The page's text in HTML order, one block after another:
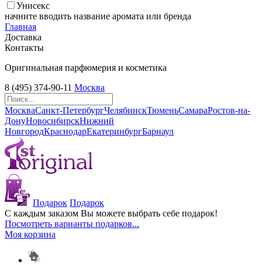
Унисекс
начните вводить название аромата или бренда
Главная
Доставка
Контакты
Оригинальная парфюмерия и косметика
8 (495) 374-90-11 Москва
МоскваСанкт-ПетербургЧелябинскТюменьСамараРостов-на-
ДонуНовосибирскНижний
НовгородКраснодарЕкатеринбургБарнаул
Подарок Подарок
С каждым заказом Вы можете выбрать себе подарок!
Посмотреть варианты подарков...
Моя корзина